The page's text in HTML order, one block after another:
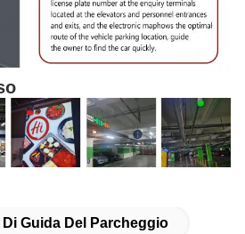
Guida Del Parcheggio